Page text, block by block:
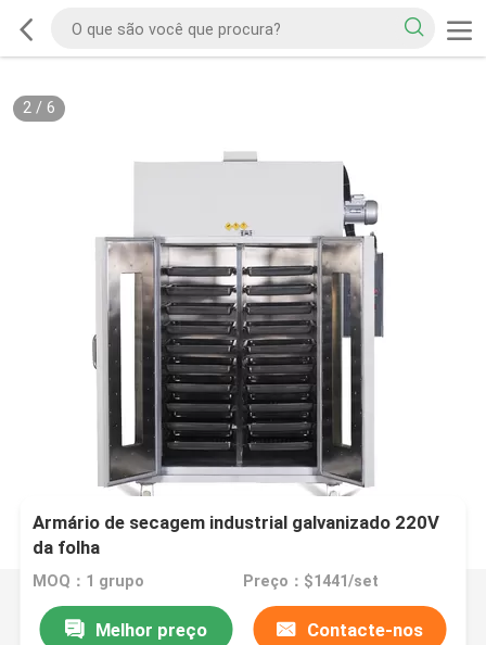
2/ 6
Armário de secagem industrial galvanizado 220V
da folha
MOQ：1 grupo Preço：$1441/set
Melhor preço Contacte-nos